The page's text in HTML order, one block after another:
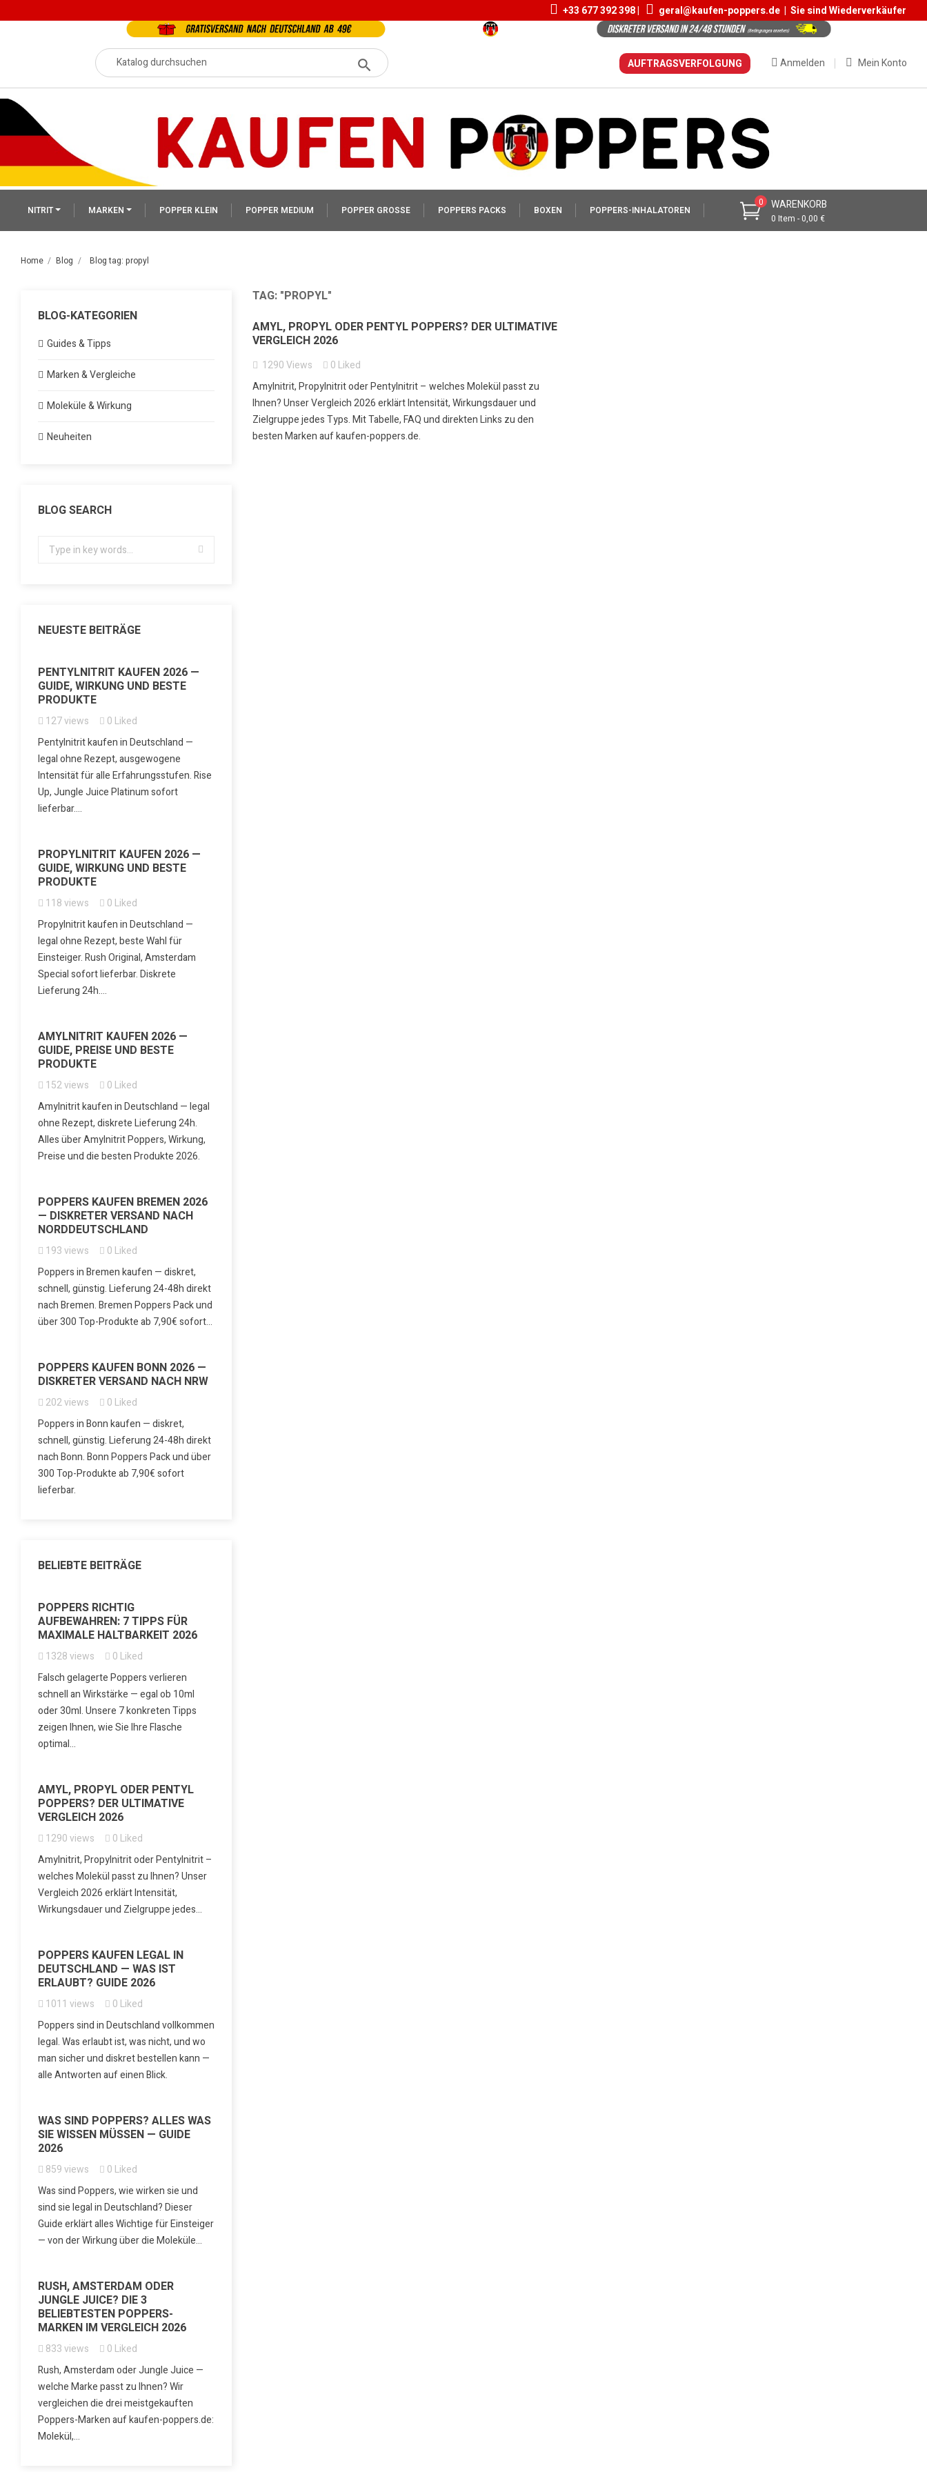
+33 677 392 398 | geral@kaufen-poppers.de | Sie sind Wiederverkäufer
Mein Konto
Anmelden
AUFTRAGSVERFOLGUNG
WARENKORB
0 Item - 0,00 €
0
NITRIT MARKEN POPPER KLEIN POPPER MEDIUM POPPER GROSSE POPPERS PACKS BOXEN POPPERS-INHALATOREN
Home Blog Blog tag: propyl
BLOG-KATEGORIEN
Guides & Tipps
Marken & Vergleiche
Moleküle & Wirkung
Neuheiten
BLOG SEARCH
NEUESTE BEITRÄGE
PENTYLNITRIT KAUFEN 2026 —
GUIDE, WIRKUNG UND BESTE
PRODUKTE
127views 0 Liked
Pentylnitrit kaufen in Deutschland —
legal ohne Rezept, ausgewogene
Intensität für alle Erfahrungsstufen. Rise
Up, Jungle Juice Platinum sofort
lieferbar....
PROPYLNITRIT KAUFEN 2026 —
GUIDE, WIRKUNG UND BESTE
PRODUKTE
118views 0 Liked
Propylnitrit kaufen in Deutschland —
legal ohne Rezept, beste Wahl für
Einsteiger. Rush Original, Amsterdam
Special sofort lieferbar. Diskrete
Lieferung 24h....
AMYLNITRIT KAUFEN 2026 —
GUIDE, PREISE UND BESTE
PRODUKTE
152views 0 Liked
Amylnitrit kaufen in Deutschland — legal
ohne Rezept, diskrete Lieferung 24h.
Alles über Amylnitrit Poppers, Wirkung,
Preise und die besten Produkte 2026.
POPPERS KAUFEN BREMEN 2026
— DISKRETER VERSAND NACH
NORDDEUTSCHLAND
193views 0 Liked
Poppers in Bremen kaufen — diskret,
schnell, günstig. Lieferung 24-48h direkt
nach Bremen. Bremen Poppers Pack und
über 300 Top-Produkte ab 7,90€ sofort...
POPPERS KAUFEN BONN 2026 —
DISKRETER VERSAND NACH NRW
202views 0 Liked
Poppers in Bonn kaufen — diskret,
schnell, günstig. Lieferung 24-48h direkt
nach Bonn. Bonn Poppers Pack und über
300 Top-Produkte ab 7,90€ sofort
lieferbar.
BELIEBTE BEITRÄGE
POPPERS RICHTIG
AUFBEWAHREN: 7 TIPPS FÜR
MAXIMALE HALTBARKEIT 2026
1328views 0 Liked
Falsch gelagerte Poppers verlieren
schnell an Wirkstärke — egal ob 10ml
oder 30ml. Unsere 7 konkreten Tipps
zeigen Ihnen, wie Sie Ihre Flasche
optimal...
AMYL, PROPYL ODER PENTYL
POPPERS? DER ULTIMATIVE
VERGLEICH 2026
1290views 0 Liked
Amylnitrit, Propylnitrit oder Pentylnitrit –
welches Molekül passt zu Ihnen? Unser
Vergleich 2026 erklärt Intensität,
Wirkungsdauer und Zielgruppe jedes...
POPPERS KAUFEN LEGAL IN
DEUTSCHLAND — WAS IST
ERLAUBT? GUIDE 2026
1011 views 0 Liked
Poppers sind in Deutschland vollkommen
legal. Was erlaubt ist, was nicht, und wo
man sicher und diskret bestellen kann —
alle Antworten auf einen Blick.
WAS SIND POPPERS? ALLES WAS
SIE WISSEN MÜSSEN — GUIDE
2026
859views 0 Liked
Was sind Poppers, wie wirken sie und
sind sie legal in Deutschland? Dieser
Guide erklärt alles Wichtige für Einsteiger
— von der Wirkung über die Moleküle...
RUSH, AMSTERDAM ODER
JUNGLE JUICE? DIE 3
BELIEBTESTEN POPPERS-
MARKEN IM VERGLEICH 2026
833views 0 Liked
Rush, Amsterdam oder Jungle Juice —
welche Marke passt zu Ihnen? Wir
vergleichen die drei meistgekauften
Poppers-Marken auf kaufen-poppers.de:
Molekül,...
TAG: "PROPYL"
AMYL, PROPYL ODER PENTYL POPPERS? DER ULTIMATIVE
VERGLEICH 2026
1290Views 0 Liked
Amylnitrit, Propylnitrit oder Pentylnitrit – welches Molekül passt zu
Ihnen? Unser Vergleich 2026 erklärt Intensität, Wirkungsdauer und
Zielgruppe jedes Typs. Mit Tabelle, FAQ und direkten Links zu den
besten Marken auf kaufen-poppers.de.